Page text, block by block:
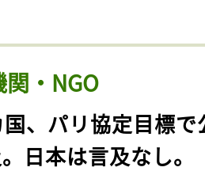
・NGO
国、パリ協定目標で
日本は言及なし。